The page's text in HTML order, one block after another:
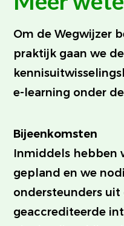
Om de Wegwijzer
praktijk gaan we
e-learning onder
Bijeenkomsten
Inmiddels hebben
gepland en we
ondersteunders
geaccrediteerde